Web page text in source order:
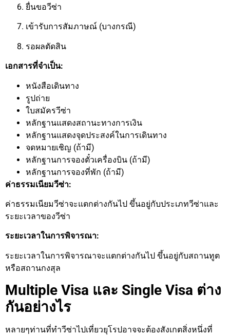
ยื่นขอวีซ่า
เข้ารับการสัมภาษณ์ (บางกรณี)
รอผลตัดสิน
เอกสารที่จำเป็น:
หนังสือเดินทาง
รูปถ่าย
ใบสมัครวีซ่า
หลักฐานแสดงสถานะทางการเงิน
หลักฐานแสดงจุดประสงค์ในการเดินทาง
จดหมายเชิญ (ถ้ามี)
หลักฐานการจองตั๋วเครื่องบิน (ถ้ามี)
หลักฐานการจองที่พัก (ถ้ามี)
ค่าธรรมเนียมวีซ่า:
ค่าธรรมเนียมวีซ่าจะแตกต่างกันไป ขึ้นอยู่กับประเภทวีซ่าและ
ระยะเวลาของวีซ่า
ระยะเวลาในการพิจารณา:
ระยะเวลาในการพิจารณาจะแตกต่างกันไป ขึ้นอยู่กับสถานทูต
หรือสถานกงสุล
Multiple Visa และ Single Visa ต่าง
กันอย่างไร
หลายๆท่านที่ทำวีซ่าไปเที่ยวยุโรปอาจจะต้องสังเกตสิ่งหนึ่งที่